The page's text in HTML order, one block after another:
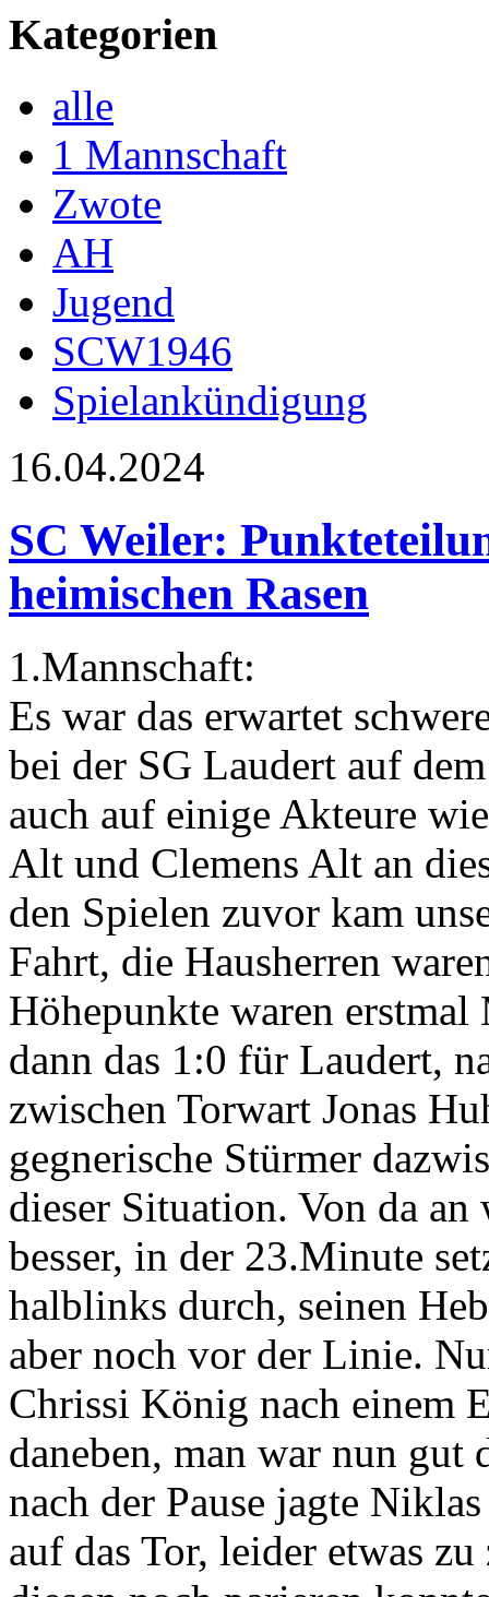
Kategorien
alle
1 Mannschaft
Zwote
AH
Jugend
SCW1946
Spielankündigung
16.04.2024
SC Weiler:
heimischen Rasen
1.Mannschaft:
Es war das erwartet
bei der SG Laudert auf
auch auf einige Akteure
Alt und Clemens Alt an
den Spielen zuvor kam
Fahrt, die Hausherren
Höhepunkte waren
dann das 1:0 für Laudert,
zwischen Torwart Jonas
gegnerische Stürmer
dieser Situation. Von da an
besser, in der 23.Minute
halblinks durch, seinen
aber noch vor der Linie.
Chrissi König nach einem
daneben, man war nun
nach der Pause jagte
auf das Tor, leider etwas